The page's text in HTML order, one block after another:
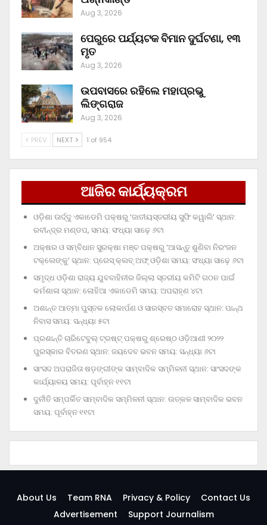
Aug 3, 2026
ପେରୁରେ ପର୍ଯ୍ୟଟକ ବିମାନ ଦୁର୍ଘଟଣା, ୧୩
ମୃତ
Aug 3, 2026
ଉପବାସରେ ରହିଲେ ମହାପ୍ରଭୁ
ଲିଙ୍ଗରାଜ
Aug 3, 2026
PREV NEXT 1 of 954
ଆଜିର କାର୍ଯ୍ୟକ୍ରମ
ଓଡ଼ିଶା ଊର୍ଦ୍ଦୁ ଏକାଡେମି ପକ୍ଷରୁ ‘ଜାତୀୟସ୍ତରୀୟ ସୁଫି କୱାଲି’ ସ୍ଥାନ:
ରବୀନ୍ଦ୍ର ମଣ୍ଡପ, ସମୟ: ସଂଧ୍ୟା ସାଢ଼େ ୬ଟା
ଅକ୍ଷର ଓ ସମ୍ବିଧାନ ସୁରକ୍ଷା ମଞ୍ଚ ପକ୍ଷରୁ ‘ଆସନ୍ତୁ ଶୁଣିବା ନିରଂଜନ
ଟକ୍‌ଲେଙ୍କୁ’ ସ୍ଥାନ: ପ୍ରେସ୍‌ କ୍ଲବ୍‌ ଅଫ୍‌ ଓଡ଼ିଶା ସମୟ: ସଂଧ୍ୟା ସାଢ଼େ ୬ଟା
ସମୃଦ୍ଧ ଓଡ଼ିଶା ରାଜ୍ୟ ଯୁବବାହିନୀର ଜିଲ୍ଲା ସ୍ତରୀୟ କମିଟି ଗଠନ ପାଇଁ
କର୍ମଶାଳା ସ୍ଥାନ: ଲୋହିଆ ଏକାଡେମି ସମୟ: ଅପରାହ୍‌ଣ ୪ଟା
ଅଶାନ୍ତ ଆତ୍ମା ପୁସ୍ତକ ଲୋକାର୍ପଣ ଓ ସାରସ୍ବତ ସମାରୋହ ସ୍ଥାନ: ପାନ୍ଥ
ନିବାସ ସମୟ: ସନ୍ଧ୍ୟା ୫ଟା
ପ୍ରଶାନ୍ତି ଚାରିଟେବୁଲ୍‌ ଟ୍ରଷ୍ଟ୍‌ ପକ୍ଷରୁ ଶ୍ରେଷ୍ଠ ଓଡ଼ିଆଣୀ ୨୦୨୨
ପୁରସ୍କାର ବିତରଣ ସ୍ଥାନ: ଜୟଦେବ ଭବନ ସମୟ: ସନ୍ଧ୍ୟା ୬ଟା
ସାଂସଦ ଅପରାଜିତା ଷଡ଼ଙ୍ଗୀଙ୍କ ସାମ୍ବାଦିକ ସମ୍ମିଳନୀ ସ୍ଥାନ: ସାଂସଦଙ୍କ
କାର୍ଯ୍ୟାଳୟ ସମୟ: ପୂର୍ବାହ୍ନ ୧୧ଟା
ଦୁର୍ନୀତି ସମ୍ପର୍କିତ ସାମ୍ବାଦିକ ସମ୍ମିଳନୀ ସ୍ଥାନ: ଉତ୍କଳ ସାମ୍ବାଦିକ ଭବନ
ସମୟ: ପୂର୍ବାହ୍ନ ୧୧ଟା
About Us Team RNA Privacy & Policy
Contact Us
Advertisement
Support Journalism